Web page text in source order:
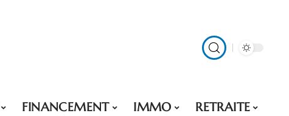
FINANCEMENT IMMO RETRAITE